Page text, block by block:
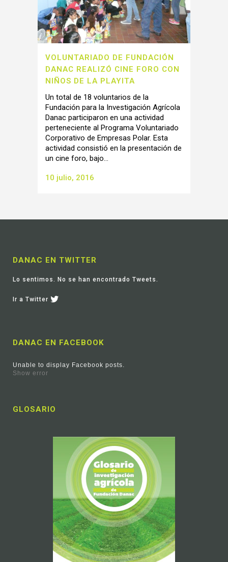
VOLUNTARIADO DE FUNDACIÓN
DANAC REALIZÓ CINE FORO CON
NIÑOS DE LA PLAYITA
Un total de 18 voluntarios de la
Fundación para la Investigación Agrícola
Danac participaron en una actividad
perteneciente al Programa Voluntariado
Corporativo de Empresas Polar. Esta
actividad consistió en la presentación de
un cine foro, bajo...
10 julio, 2016
DANAC EN TWITTER
Lo sentimos. No se han encontrado Tweets.
Ir a Twitter
DANAC EN FACEBOOK
Unable to display Facebook posts.
Show error
GLOSARIO